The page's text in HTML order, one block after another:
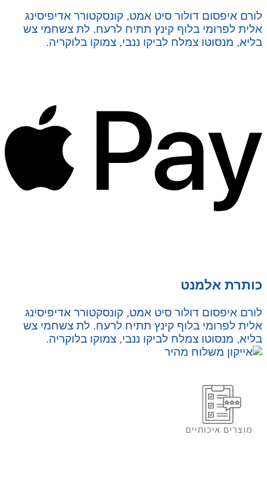
לורם איפסום דולור סיט אמט, קונסקטורר אדיפיסינג
אלית לפרומי בלוף קינץ תתיח לרעח. לת צשחמי צש
בליא, מנסוטו צמלח לביקו ננבי, צמוקו בלוקריה.
כותרת אלמנט
לורם איפסום דולור סיט אמט, קונסקטורר אדיפיסינג
אלית לפרומי בלוף קינץ תתיח לרעח. לת צשחמי צש
בליא, מנסוטו צמלח לביקו ננבי, צמוקו בלוקריה.